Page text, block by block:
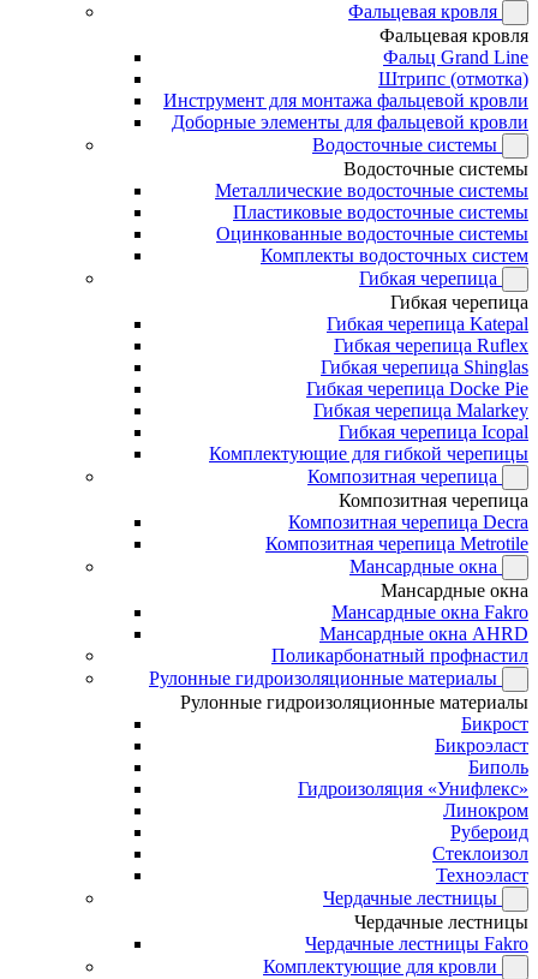
Фальцевая кровля
Фальцевая кровля
Фальц Grand Line
Штрипс (отмотка)
Инструмент для монтажа фальцевой кровли
Доборные элементы для фальцевой кровли
Водосточные системы
Водосточные системы
Металлические водосточные системы
Пластиковые водосточные системы
Оцинкованные водосточные системы
Комплекты водосточных систем
Гибкая черепица
Гибкая черепица
Гибкая черепица Katepal
Гибкая черепица Ruflex
Гибкая черепица Shinglas
Гибкая черепица Docke Pie
Гибкая черепица Malarkey
Гибкая черепица Icopal
Комплектующие для гибкой черепицы
Композитная черепица
Композитная черепица
Композитная черепица Decra
Композитная черепица Metrotile
Мансардные окна
Мансардные окна
Мансардные окна Fakro
Мансардные окна AHRD
Поликарбонатный профнастил
Рулонные гидроизоляционные материалы
Рулонные гидроизоляционные материалы
Бикрост
Бикроэласт
Биполь
Гидроизоляция «Унифлекс»
Линокром
Рубероид
Стеклоизол
Техноэласт
Чердачные лестницы
Чердачные лестницы
Чердачные лестницы Fakro
Комплектующие для кровли